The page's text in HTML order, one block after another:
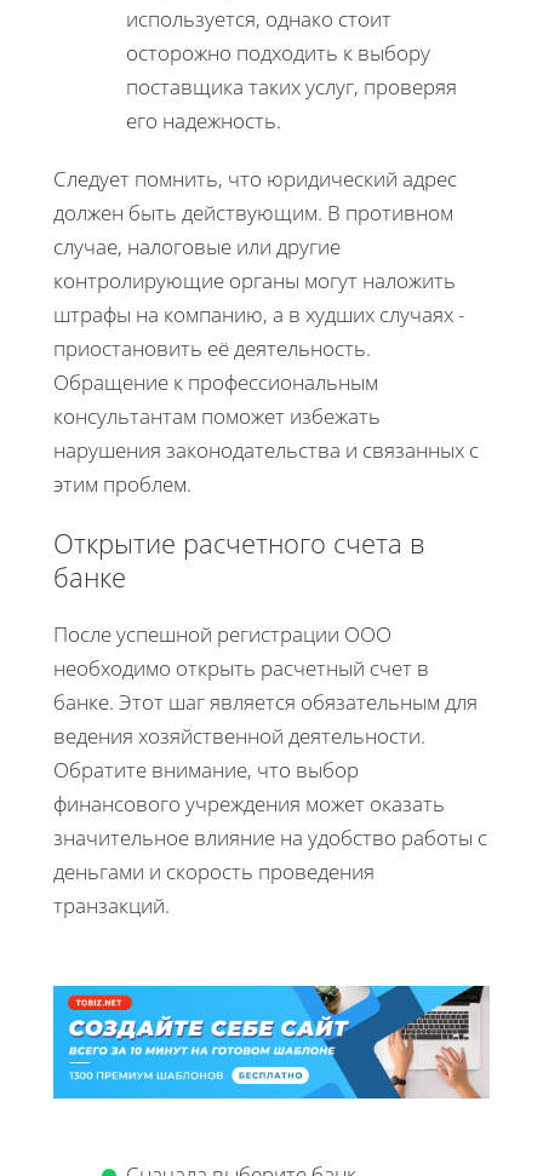
используется, однако стоит
осторожно подходить к выбору
поставщика таких услуг, проверяя
его надежность.
Следует помнить, что юридический адрес
должен быть действующим. В противном
случае, налоговые или другие
контролирующие органы могут наложить
штрафы на компанию, а в худших случаях -
приостановить её деятельность.
Обращение к профессиональным
консультантам поможет избежать
нарушения законодательства и связанных с
этим проблем.
Открытие расчетного счета в
банке
После успешной регистрации ООО
необходимо открыть расчетный счет в
банке. Этот шаг является обязательным для
ведения хозяйственной деятельности.
Обратите внимание, что выбор
финансового учреждения может оказать
значительное влияние на удобство работы с
деньгами и скорость проведения
транзакций.